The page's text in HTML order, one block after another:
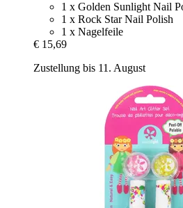
1 x Golden Sunlight Nail
1 x Rock Star Nail Polish
1 x Nagelfeile
€ 15,69
Zustellung bis 11. August